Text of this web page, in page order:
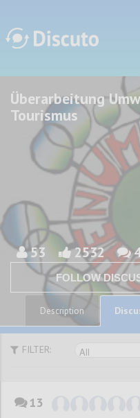
Discuto
Discuto
Überarbeitung
Tourismus
53 2532
FOLLOW
Description
FILTER:
P1
13